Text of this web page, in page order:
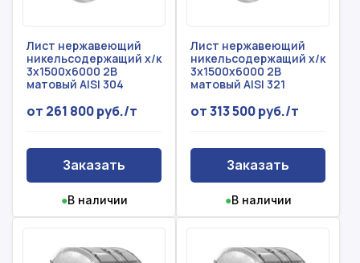
Лист нержавеющий
никельсодержащий х/к
3x1500x6000 2B
матовый AISI 304
от 261 800 руб./т
Заказать
●В наличии
Лист нержавеющий
никельсодержащий х/к
3x1500x6000 2B
матовый AISI 321
от 313 500 руб./т
Заказать
●В наличии